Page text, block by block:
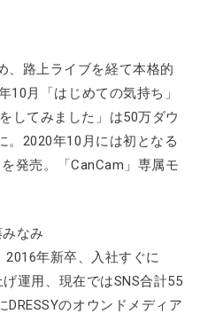
、路上ライブを経て本格的
10月「はじめての気持ち」
してみました」は50万ダウ
。2020年10月には初となる
発売。「CanCam」専属モ
なみ
2016年新卒、入社すぐに
運用、現在ではSNS合計55
のオウンドメディア